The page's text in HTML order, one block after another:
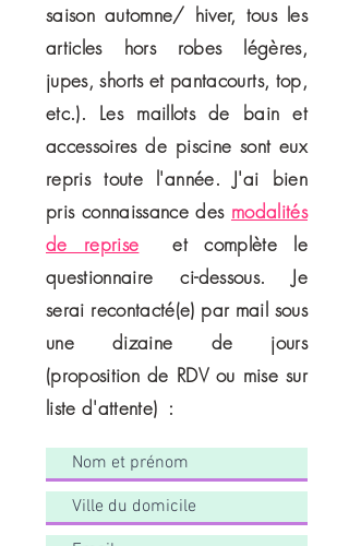
saison automne/ hiver, tous les
articles hors robes légères,
jupes, shorts et pantacourts, top,
etc.). Les maillots de bain et
accessoires de piscine sont eux
repris toute l'année. J'ai bien
pris connaissance des modalités
de reprise
et complète le
questionnaire ci-dessous. Je
serai recontacté(e) par mail sous
une dizaine de jours
(proposition de RDV ou mise sur
liste d'attente) :